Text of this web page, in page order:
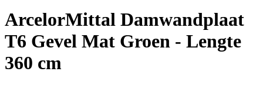
ArcelorMittal Damwandplaat
T6 Gevel Mat Groen - Lengte
360 cm